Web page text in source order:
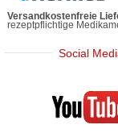
Versandkostenfreie
rezeptpflichtige
Social
Mediherz